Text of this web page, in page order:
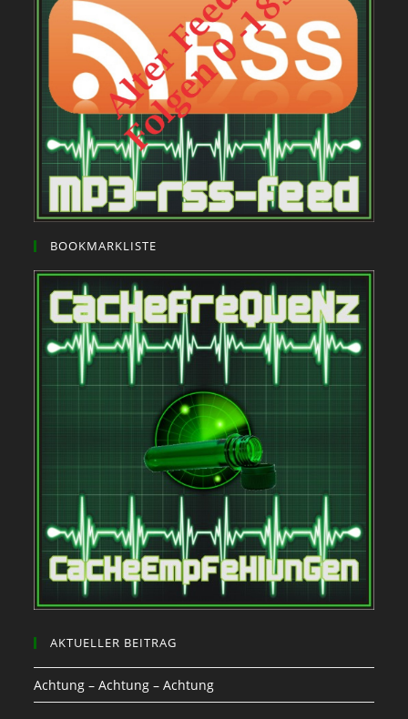
BOOKMARKLISTE
AKTUELLER BEITRAG
Achtung – Achtung – Achtung